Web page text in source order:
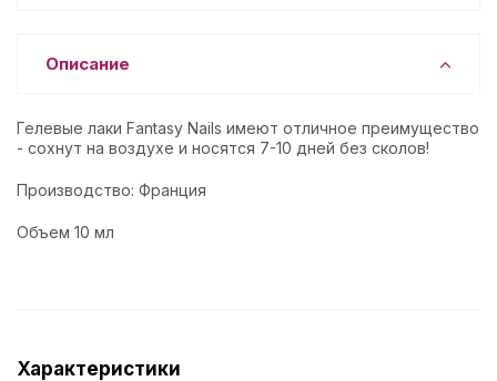
Описание
Гелевые лаки Fantasy Nails имеют отличное преимущество
- сохнут на воздухе и носятся 7-10 дней без сколов!
Производство: Франция
Объем 10 мл
Характеристики